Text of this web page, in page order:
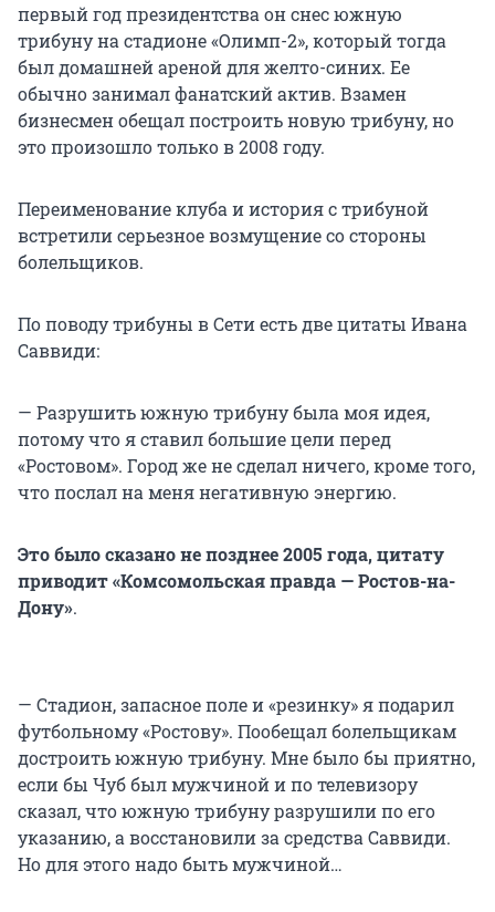
первый год президентства он снес южную
трибуну на стадионе «Олимп-2», который тогда
был домашней ареной для желто-синих. Ее
обычно занимал фанатский актив. Взамен
бизнесмен обещал построить новую трибуну, но
это произошло только в 2008 году.
Переименование клуба и история с трибуной
встретили серьезное возмущение со стороны
болельщиков.
По поводу трибуны в Сети есть две цитаты Ивана
Саввиди:
— Разрушить южную трибуну была моя идея,
потому что я ставил большие цели перед
«Ростовом». Город же не сделал ничего, кроме того,
что послал на меня негативную энергию.
Это было сказано не позднее 2005 года, цитату
приводит «Комсомольская правда — Ростов-на-
Дону».
— Стадион, запасное поле и «резинку» я подарил
футбольному «Ростову». Пообещал болельщикам
достроить южную трибуну. Мне было бы приятно,
если бы Чуб был мужчиной и по телевизору
сказал, что южную трибуну разрушили по его
указанию, а восстановили за средства Саввиди.
Но для этого надо быть мужчиной…